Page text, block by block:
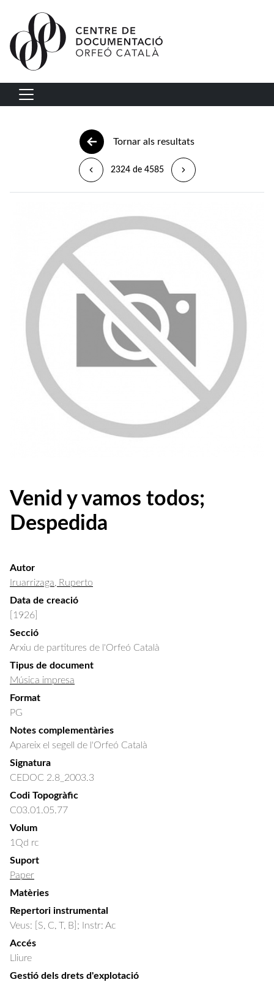
Vés al contingut
Navegació principal
Tornar als resultats
2324 de 4585
Venid y vamos todos;
Despedida
Autor
Iruarrizaga, Ruperto
Data de creació
[1926]
Secció
Arxiu de partitures de l'Orfeó Català
Tipus de document
Música impresa
Format
PG
Notes complementàries
Apareix el segell de l'Orfeó Català
Signatura
CEDOC 2.8_2003.3
Codi Topogràfic
C03.01.05.77
Volum
1Qd rc
Suport
Paper
Matèries
Repertori instrumental
Veus: [S, C, T, B]; Instr: Ac
Accés
Lliure
Gestió dels drets d'explotació